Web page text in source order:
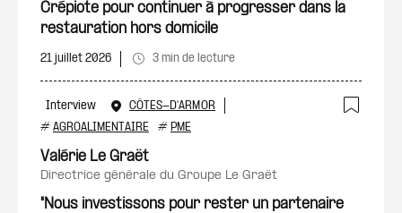
Crépiote pour continuer à progresser dans la
restauration hors domicile
21 juillet 2026 3 min de lecture
Interview
CÔTES-D'ARMOR
# AGROALIMENTAIRE # PME
Valérie Le Graët
directrice générale du Groupe Le Graët
"Nous investissons pour rester un partenaire